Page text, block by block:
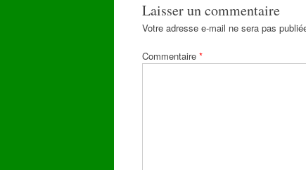
Laisser un commentaire
Votre adresse e-mail ne sera pas
Commentaire *